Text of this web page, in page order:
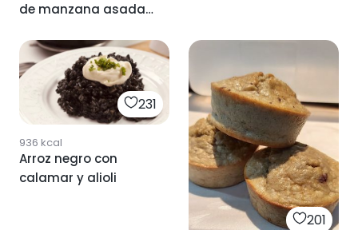
de manzana asada
231
936 kcal
Arroz negro con
calamar y alioli
201